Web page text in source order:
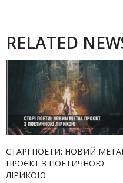
RELATED
СТАРІ ПОЕТИ: НОВИЙ
ПРОЄКТ З ПОЕТИЧНОЮ
ЛІРИКОЮ